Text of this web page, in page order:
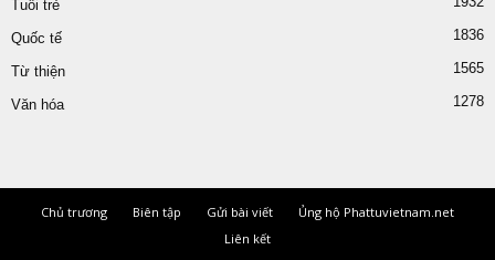
Tuổi trẻ
Quốc tế 1836
Từ thiện 1565
Văn hóa 1278
Chủ trương Biên tập Gửi bài viết
Ủng hộ Phattuvietnam.net
Liên kết